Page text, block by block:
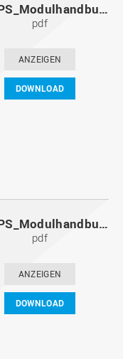
MoPPS_Modulhandbuch_20120601.pdf
pdf
ANZEIGEN
DOWNLOAD
MoPPS_Modulhandbuch_20110601.pdf
pdf
ANZEIGEN
DOWNLOAD